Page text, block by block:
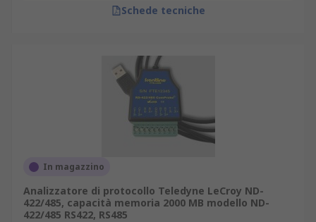
Schede tecniche
In magazzino
Analizzatore di protocollo Teledyne LeCroy ND-
422/485, capacità memoria 2000 MB modello ND-
422/485 RS422, RS485